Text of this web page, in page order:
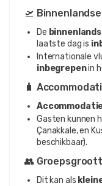
🛫
De
laatste dag is
Internationale
inbegrepenin
🧳
Gasten kunnen
Çanakkale, en
beschikbaar).
👥
Dit kan als